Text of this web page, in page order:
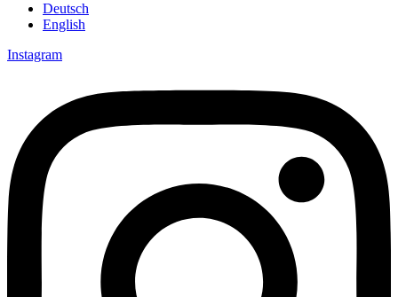
Deutsch
English
Instagram